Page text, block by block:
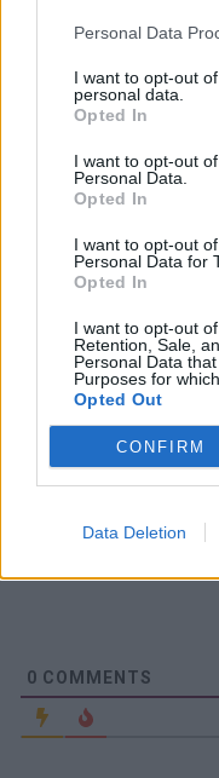
Personal Data
I want to opt-out
personal data.
Opted In
I want to opt-out
Personal Data.
Opted In
I want to opt-out
Personal Data for
Opted In
I want to opt-out
Retention, Sale,
Personal Data
Purposes for
Opted Out
CONFIRM
Data Deletion
Prenumerera
0 COMMENTS